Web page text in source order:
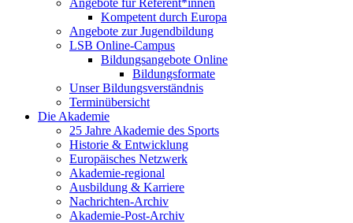
Kompetent durch Europa
Angebote zur Jugendbildung
LSB Online-Campus
Bildungsangebote Online
Bildungsformate
Unser Bildungsverständnis
Terminübersicht
Die Akademie
25 Jahre Akademie des Sports
Historie & Entwicklung
Europäisches Netzwerk
Akademie-regional
Ausbildung & Karriere
Nachrichten-Archiv
Akademie-Post-Archiv